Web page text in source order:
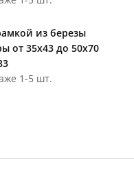
из березы
от 35х43 до 50х70
1-5 шт.